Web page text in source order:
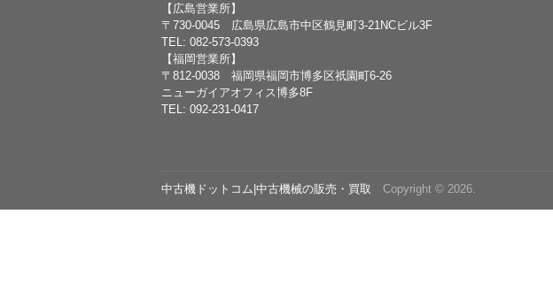
【広島営業所】
〒730-0045 広島県広島市中区鶴見町3-21NCビル3F
TEL: 082-573-0393
【福岡営業所】
〒812-0038 福岡県福岡市博多区祇園町6-26
ニューガイアオフィス博多8F
TEL: 092-231-0417
中古機ドットコム|中古機械の販売・買取 Copyright © 2026.